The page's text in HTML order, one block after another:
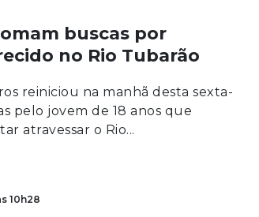
buscas por
no Rio Tubarão
reiniciou na manhã desta sexta-
pelo jovem de 18 anos que
atravessar o Rio...
10h28